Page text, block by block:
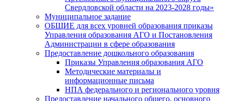
Свердловской области на 2023-2028 годы»
Муниципальное задание
ОБЩИЕ для всех уровней образования приказы
Управления образования АГО и Постановления
Администрации в сфере образования
Предоставление дошкольного образования
Приказы Управления образования АГО
Методические материалы и
информационные письма
НПА федерального и регионального уровня
Предоставление начального общего, основного